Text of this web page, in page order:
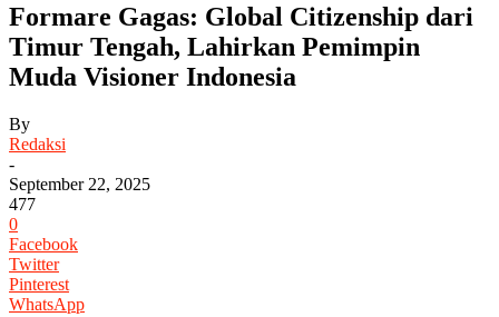
Formare Gagas: Global Citizenship dari
Timur Tengah, Lahirkan Pemimpin
Muda Visioner Indonesia
By
Redaksi
-
September 22, 2025
477
0
Facebook
Twitter
Pinterest
WhatsApp